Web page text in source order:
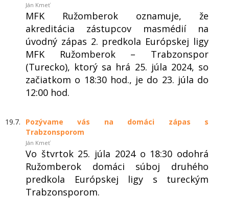
Ján Kmeť
MFK Ružomberok oznamuje, že
akreditácia zástupcov masmédií na
úvodný zápas 2. predkola Európskej ligy
MFK Ružomberok – Trabzonspor
(Turecko), ktorý sa hrá 25. júla 2024, so
začiatkom o 18:30 hod., je do 23. júla do
12:00 hod.
19.7.
Pozývame vás na domáci zápas s
Trabzonsporom
Ján Kmeť
Vo štvrtok 25. júla 2024 o 18:30 odohrá
Ružomberok domáci súboj druhého
predkola Európskej ligy s tureckým
Trabzonsporom.